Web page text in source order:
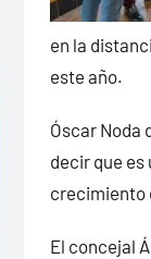
en la
este año.
Óscar Noda
decir que es
crecimiento
El concejal